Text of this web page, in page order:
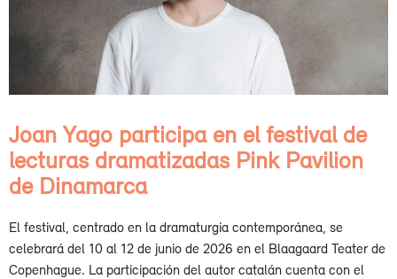
Joan Yago participa en el festival de
lecturas dramatizadas Pink Pavilion
de Dinamarca
El festival, centrado en la dramaturgia contemporánea, se
celebrará del 10 al 12 de junio de 2026 en el Blaagaard Teater de
Copenhague. La participación del autor catalán cuenta con el